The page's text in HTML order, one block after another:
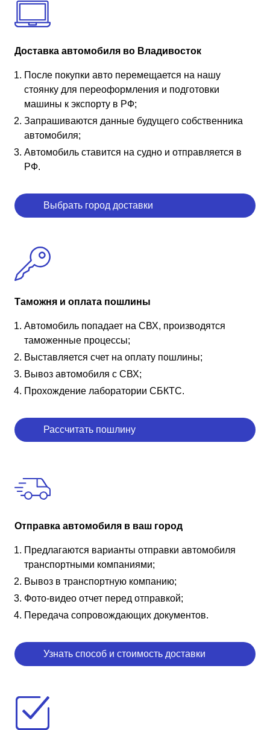
Доставка автомобиля во Владивосток
После покупки авто перемещается на нашу
стоянку для переоформления и подготовки
машины к экспорту в РФ;
Запрашиваются данные будущего собственника
автомобиля;
Автомобиль ставится на судно и отправляется в
РФ.
Выбрать город доставки
Таможня и оплата пошлины
Автомобиль попадает на СВХ, производятся
таможенные процессы;
Выставляется счет на оплату пошлины;
Вывоз автомобиля с СВХ;
Прохождение лаборатории СБКТС.
Рассчитать пошлину
Отправка автомобиля в ваш город
Предлагаются варианты отправки автомобиля
транспортными компаниями;
Вывоз в транспортную компанию;
Фото-видео отчет перед отправкой;
Передача сопровождающих документов.
Узнать способ и стоимость доставки